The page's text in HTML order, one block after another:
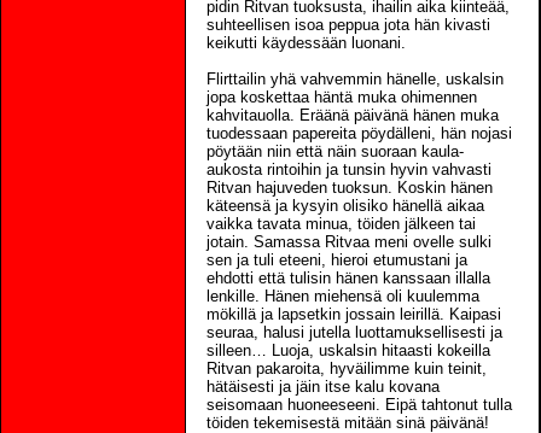
pidin Ritvan tuoksusta, ihailin aika kiinteää,
suhteellisen isoa peppua jota hän kivasti
keikutti käydessään luonani.
Flirttailin yhä vahvemmin hänelle, uskalsin
jopa koskettaa häntä muka ohimennen
kahvitauolla. Eräänä päivänä hänen muka
tuodessaan papereita pöydälleni, hän nojasi
pöytään niin että näin suoraan kaula-
aukosta rintoihin ja tunsin hyvin vahvasti
Ritvan hajuveden tuoksun. Koskin hänen
käteensä ja kysyin olisiko hänellä aikaa
vaikka tavata minua, töiden jälkeen tai
jotain. Samassa Ritvaa meni ovelle sulki
sen ja tuli eteeni, hieroi etumustani ja
ehdotti että tulisin hänen kanssaan illalla
lenkille. Hänen miehensä oli kuulemma
mökillä ja lapsetkin jossain leirillä. Kaipasi
seuraa, halusi jutella luottamuksellisesti ja
silleen… Luoja, uskalsin hitaasti kokeilla
Ritvan pakaroita, hyväilimme kuin teinit,
hätäisesti ja jäin itse kalu kovana
seisomaan huoneeseeni. Eipä tahtonut tulla
töiden tekemisestä mitään sinä päivänä!